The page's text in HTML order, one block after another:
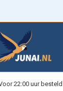
22:00 uur